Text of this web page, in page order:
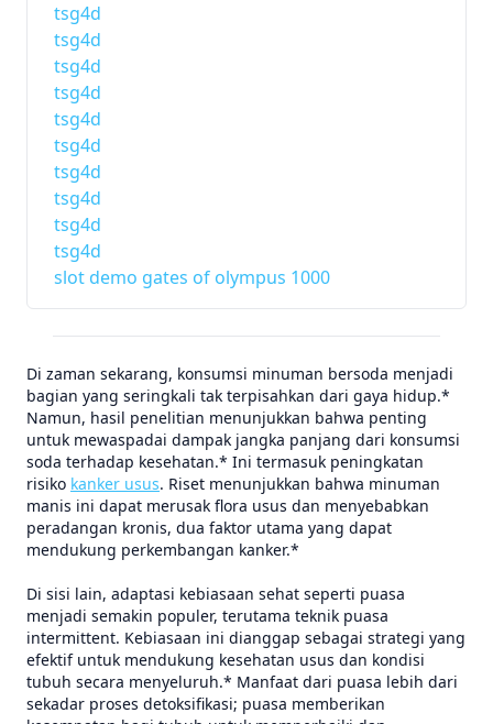
tsg4d
tsg4d
tsg4d
tsg4d
tsg4d
tsg4d
tsg4d
tsg4d
tsg4d
tsg4d
slot demo gates of olympus 1000
Di zaman sekarang, konsumsi minuman bersoda menjadi
bagian yang seringkali tak terpisahkan dari gaya hidup.*
Namun, hasil penelitian menunjukkan bahwa penting
untuk mewaspadai dampak jangka panjang dari konsumsi
soda terhadap kesehatan.* Ini termasuk peningkatan
risiko kanker usus. Riset menunjukkan bahwa minuman
manis ini dapat merusak flora usus dan menyebabkan
peradangan kronis, dua faktor utama yang dapat
mendukung perkembangan kanker.*
Di sisi lain, adaptasi kebiasaan sehat seperti puasa
menjadi semakin populer, terutama teknik puasa
intermittent. Kebiasaan ini dianggap sebagai strategi yang
efektif untuk mendukung kesehatan usus dan kondisi
tubuh secara menyeluruh.* Manfaat dari puasa lebih dari
sekadar proses detoksifikasi; puasa memberikan